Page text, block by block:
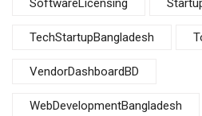
SoftwareLicensing
TechStartupBangladesh
VendorDashboardBD
WebDevelopmentBangladesh